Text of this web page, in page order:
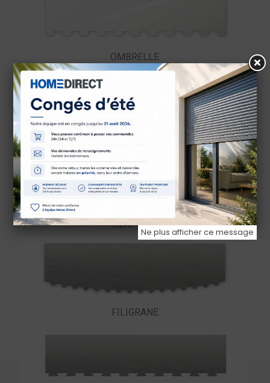
OMBRELLE
ENTRELACS
DENTELLE
FILIGRANE
Ne plus afficher ce message